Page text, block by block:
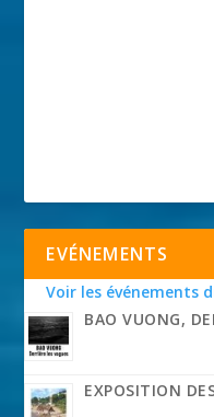
EVÉNEMENTS
Voir les événements
BAO VUONG,
EXPOSITION